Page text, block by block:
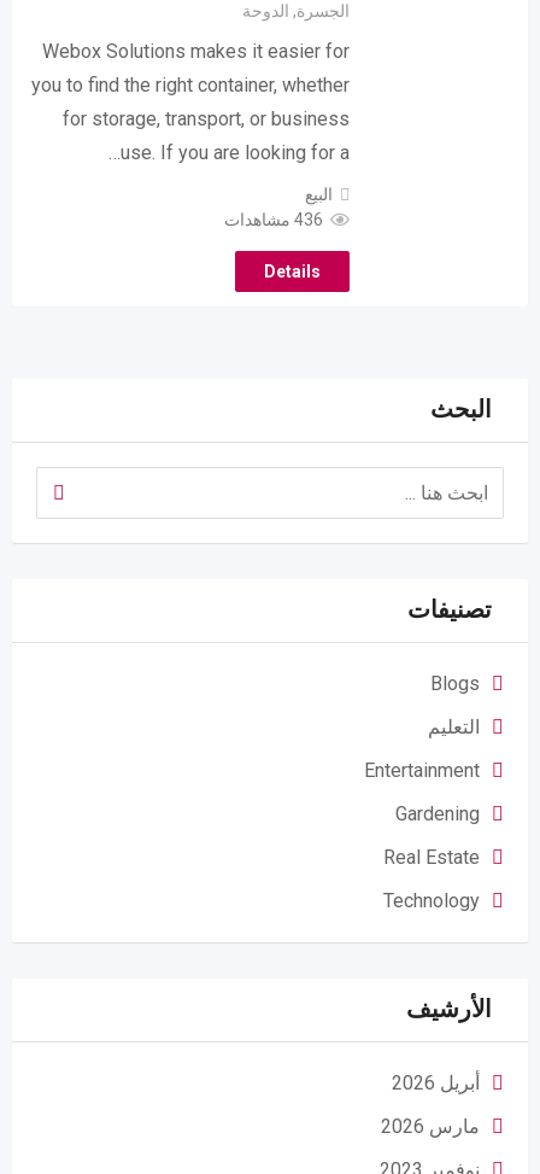
الجسرة, الدوحة
Webox Solutions makes it easier for
you to find the right container, whether
for storage, transport, or business
use. If you are looking for a…
البيع
436 مشاهدات
Details
البحث
تصنيفات
Blogs
التعليم
Entertainment
Gardening
Real Estate
Technology
الأرشيف
أبريل 2026
مارس 2026